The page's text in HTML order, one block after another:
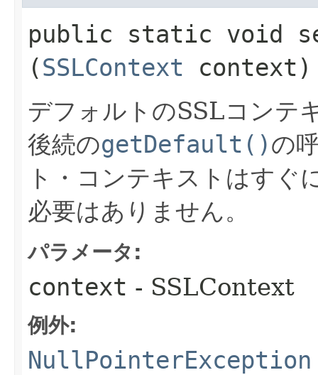
public static void
(SSLContext context)
デフォルトのSSLコンテ
後続のgetDefault()の
ト・コンテキストはすぐ
必要はありません。
パラメータ:
context - SSLContext
例外:
NullPointerException